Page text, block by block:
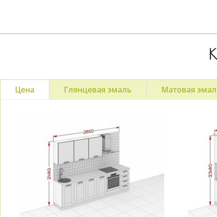
Цена Глянцевая эмаль Матовая